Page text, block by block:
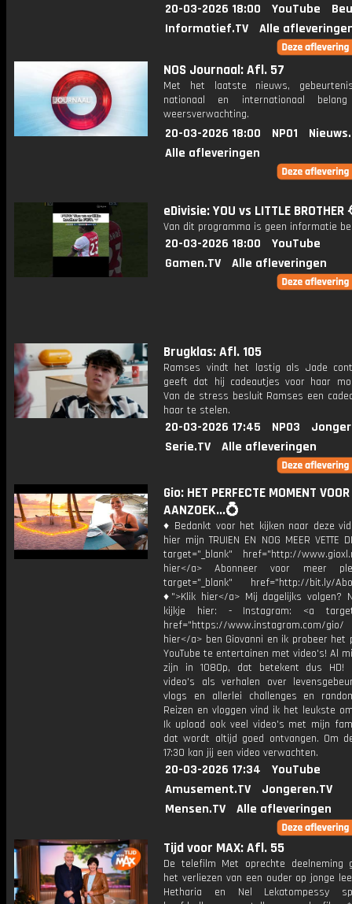
20-03-2026 18:00 YouTube
Informatief.TV
Alle
NOS Journaal: Afl. 57
Met het laatste nieuws,
nationaal en internationaal
weersverwachting.
20-03-2026 18:00 NPO1
Alle afleveringen
eDivisie: YOU vs LITTLE BROTHER
Van dit programma is geen informatie
20-03-2026 18:00
YouTube
Gamen.TV
Alle afleveringen
Brugklas: Afl. 105
Ramses vindt het lastig als Jade
geeft dat hij cadeautjes voor haar
Van de stress besluit Ramses een
haar te stelen.
20-03-2026 17:45 NPO3
Serie.TV
Alle afleveringen
Gio: HET PERFECTE MOMENT
AANZOEK...💍
♦ Bedankt voor het kijken naar deze
hier mijn TRUIEN EN NOG MEER VETTE
target="_blank" href="http://
hier</a> Abonneer voor meer
target="_blank" href="http://bit.ly/
♦">Klik hier</a> Mij dagelijks volgen?
kijkje hier: - Instagram: <a
href="https://www.instagram.com/
hier</a> ben Giovanni en ik probeer het
YouTube te entertainen met video's! Al
zijn in 1080p, dat betekent dus HD!
video's als verhalen over
vlogs en allerlei challenges en
Reizen en vloggen vind ik het leukste
Ik upload ook veel video's met mijn
dat wordt altijd goed ontvangen. Om
17:30 kan jij een video verwachten.
20-03-2026 17:34
YouTube
Amusement.TV
Jongeren.TV
Mensen.TV
Alle afleveringen
Tijd voor MAX: Afl. 55
De telefilm Met oprechte deelneming
het verliezen van een ouder op jonge
Hetharia en Nel Lekatompessy